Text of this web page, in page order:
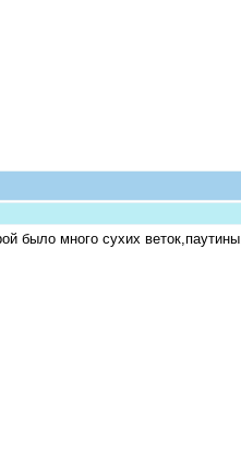
было много сухих веток,паутины.